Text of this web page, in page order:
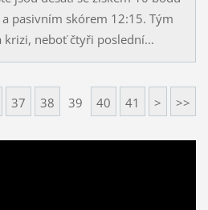
pasivním skórem 12:15. Tým
krizi, neboť čtyři poslední...
37 38 39 40 41 > >>